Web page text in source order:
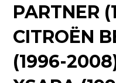
PARTNER
CITROËN
(1996-